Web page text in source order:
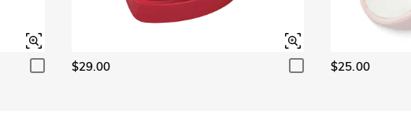
$29.00 $25.00